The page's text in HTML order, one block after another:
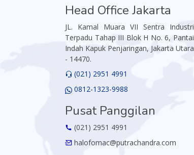
Head Office Jakarta
JL. Kamal Muara VII Sentra Industri
Terpadu Tahap III Blok H No. 6, Pantai
Indah Kapuk Penjaringan, Jakarta Utara
- 14470.
(021) 2951 4991
0812-1323-9988
Pusat Panggilan
(021) 2951 4991
halofomac@putrachandra.com